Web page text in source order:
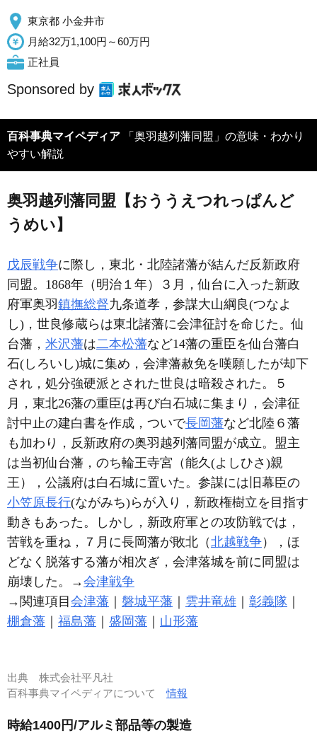
東京都 小金井市
月給32万1,100円～60万円
正社員
Sponsored by
百科事典マイペディア 「奥羽越列藩同盟」の意味・わかり
やすい解説
奥羽越列藩同盟【おううえつれっぱんど
うめい】
戊辰戦争に際し，東北・北陸諸藩が結んだ反新政府
同盟。1868年（明治１年）３月，仙台に入った新政
府軍奥羽鎮撫総督九条道孝，参謀大山綱良(つなよ
し)，世良修蔵らは東北諸藩に会津征討を命じた。仙
台藩， 米沢藩は二本松藩など14藩の重臣を仙台藩白
石(しろいし)城に集め，会津藩赦免を嘆願したが却下
され，処分強硬派とされた世良は暗殺された。５
月，東北26藩の重臣は再び白石城に集まり，会津征
討中止の建白書を作成，ついで長岡藩など北陸６藩
も加わり，反新政府の奥羽越列藩同盟が成立。盟主
は当初仙台藩，のち輪王寺宮（能久(よしひさ)親
王），公議府は白石城に置いた。参謀には旧幕臣の
小笠原長行(ながみち)らが入り，新政権樹立を目指す
動きもあった。しかし，新政府軍との攻防戦では，
苦戦を重ね，７月に長岡藩が敗北（北越戦争），ほ
どなく脱落する藩が相次ぎ，会津落城を前に同盟は
崩壊した。→会津戦争
→関連項目会津藩 ｜ 磐城平藩 ｜ 雲井竜雄 ｜ 彰義隊 ｜
棚倉藩 ｜ 福島藩 ｜ 盛岡藩 ｜ 山形藩
出典 株式会社平凡社
百科事典マイペディアについて情報
時給1400円/アルミ部品等の製造